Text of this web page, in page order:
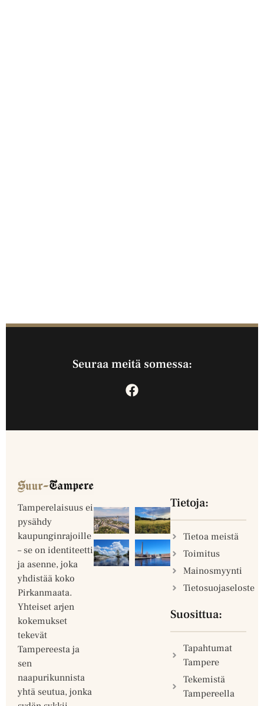
Seuraa meitä somessa:
Tamperelaisuus ei
pysähdy
kaupunginrajoille
– se on identiteetti
ja asenne, joka
yhdistää koko
Pirkanmaata.
Yhteiset arjen
kokemukset
tekevät
Tampereesta ja
sen
naapurikunnista
yhtä seutua, jonka
Tietoja:
Tietoa meistä
Toimitus
Mainosmyynti
Tietosuojaseloste
Suosittua:
Tapahtumat
Tampere
Tekemistä
Tampereella